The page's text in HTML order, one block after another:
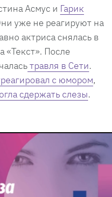
Асмус и Гарик
уже не реагируют на
актриса снялась в
«Текст». После
травля в Сети.
с юмором,
сдержать слезы.